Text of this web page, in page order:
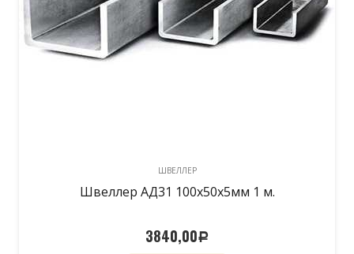
ШВЕЛЛЕР
Швеллер АД31 100х50х5мм 1 м.
3840,00Р